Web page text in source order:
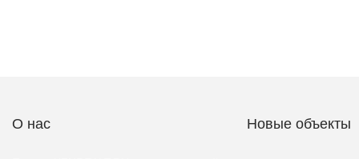
О нас Новые объекты